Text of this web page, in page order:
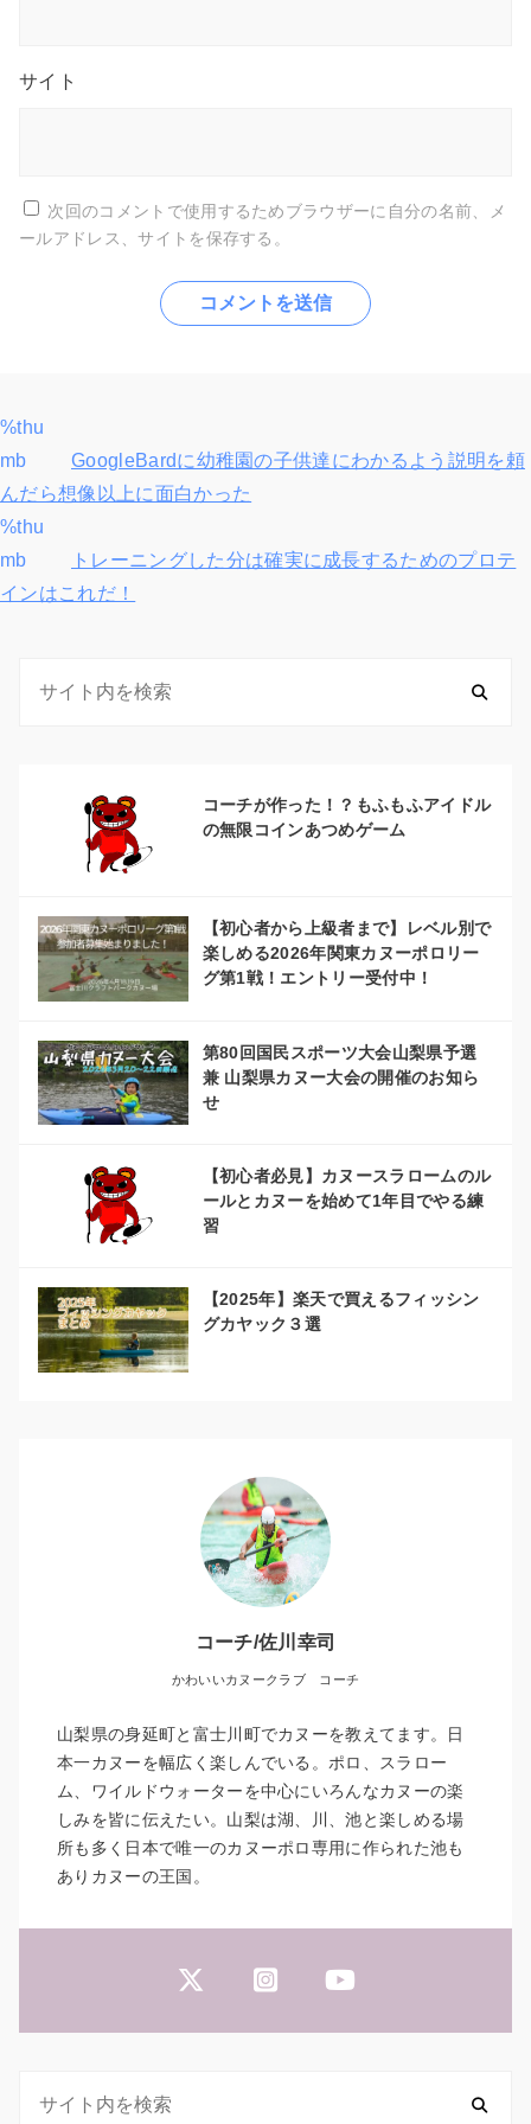
サイト
次回のコメントで使用するためブラウザーに自分の名前、メ
ールアドレス、サイトを保存する。
投
稿
ナ
ビ
%thu
mb
GoogleBardに幼稚園の子供達にわかるよう説明を頼
んだら想像以上に面白かった
%thu
mb
トレーニングした分は確実に成長するためのプロテ
インはこれだ！
コーチが作った！？もふもふアイドル
の無限コインあつめゲーム
【初心者から上級者まで】レベル別で
楽しめる2026年関東カヌーポロリー
グ第1戦！エントリー受付中！
第80回国民スポーツ大会山梨県予選
兼 山梨県カヌー大会の開催のお知ら
せ
【初心者必見】カヌースラロームのル
ールとカヌーを始めて1年目でやる練
習
【2025年】楽天で買えるフィッシン
グカヤック３選
コーチ/佐川幸司
かわいいカヌークラブ コーチ
山梨県の身延町と富士川町でカヌーを教えてます。日
本一カヌーを幅広く楽しんでいる。ポロ、スラロー
ム、ワイルドウォーターを中心にいろんなカヌーの楽
しみを皆に伝えたい。山梨は湖、川、池と楽しめる場
所も多く日本で唯一のカヌーポロ専用に作られた池も
ありカヌーの王国。